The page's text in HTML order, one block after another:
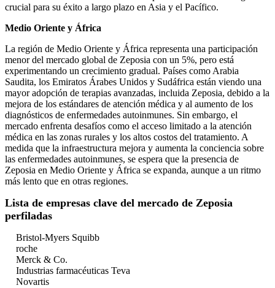
crucial para su éxito a largo plazo en Asia y el Pacífico.
Medio Oriente y África
La región de Medio Oriente y África representa una participación
menor del mercado global de Zeposia con un 5%, pero está
experimentando un crecimiento gradual. Países como Arabia
Saudita, los Emiratos Árabes Unidos y Sudáfrica están viendo una
mayor adopción de terapias avanzadas, incluida Zeposia, debido a la
mejora de los estándares de atención médica y al aumento de los
diagnósticos de enfermedades autoinmunes. Sin embargo, el
mercado enfrenta desafíos como el acceso limitado a la atención
médica en las zonas rurales y los altos costos del tratamiento. A
medida que la infraestructura mejora y aumenta la conciencia sobre
las enfermedades autoinmunes, se espera que la presencia de
Zeposia en Medio Oriente y África se expanda, aunque a un ritmo
más lento que en otras regiones.
Lista de empresas clave del mercado de Zeposia
perfiladas
Bristol-Myers Squibb
roche
Merck & Co.
Industrias farmacéuticas Teva
Novartis